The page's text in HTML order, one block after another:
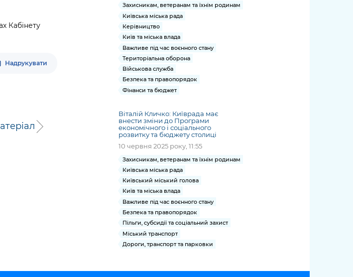
Кабінету
Надрукувати
Захисникам, ветеранам та їхнім родинам
Київська міська рада
Керівництво
Київ та міська влада
Важливе під час воєнного стану
Територіальна оборона
Військова служба
Безпека та правопорядок
Фінанси та бюджет
Віталій Кличко: Київрада має
внести зміни до Програми
економічного і соціального
розвитку та бюджету столиці
10 червня 2025 року, 11:55
Захисникам, ветеранам та їхнім родинам
Київська міська рада
Київський міський голова
Київ та міська влада
Важливе під час воєнного стану
Безпека та правопорядок
Пільги, субсидії та соціальний захист
Міський транспорт
Дороги, транспорт та парковки